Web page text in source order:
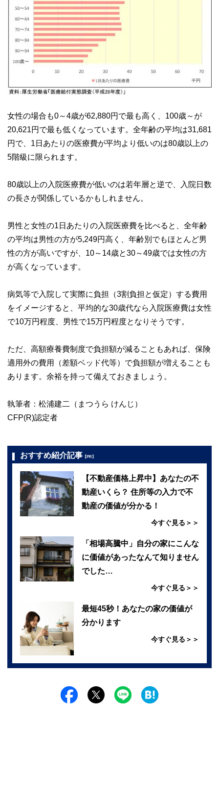
女性の場合も0～4歳が62,880円で最も高く、100歳～が
20,621円で最も低くなっています。全年齢の平均は31,681
円で、1日あたりの医療費が平均より低いのは80歳以上の
5階級に限られます。
80歳以上の入院医療費が低いのは若年層と逆で、入院日数
の長さが関係しているかもしれません。
男性と女性の1日あたりの入院医療費を比べると、全年齢
の平均は男性の方が5,249円高く、年齢別でもほとんど男
性の方が高いですが、10～14歳と30～49歳では女性の方
が高くなっています。
病気等で入院して実際に負担（3割負担と仮定）する費用
をイメージすると、平均的な30歳代なら入院医療費は女性
で10万円程度、男性で15万円程度となりそうです。
ただ、高額療養費制度で負担額が減ることもあれば、保険
適用外の費用（差額ベッド代等）で負担額が増えることも
あります。余裕を持って備えておきましょう。
執筆者：松浦建二（まつうら けんじ）
CFP(R)認定者
おすすめ紹介記事 【PR】
【不動産価格上昇中】あなたの不
動産いくら？ 住所等の入力で不
動産の価値が分かる！
今すぐ見る＞＞
「相場高騰中」自分の家にこんな
に価値があったなんて知りません
でした…
今すぐ見る＞＞
最短45秒！あなたの家の価値が
分かります
今すぐ見る＞＞